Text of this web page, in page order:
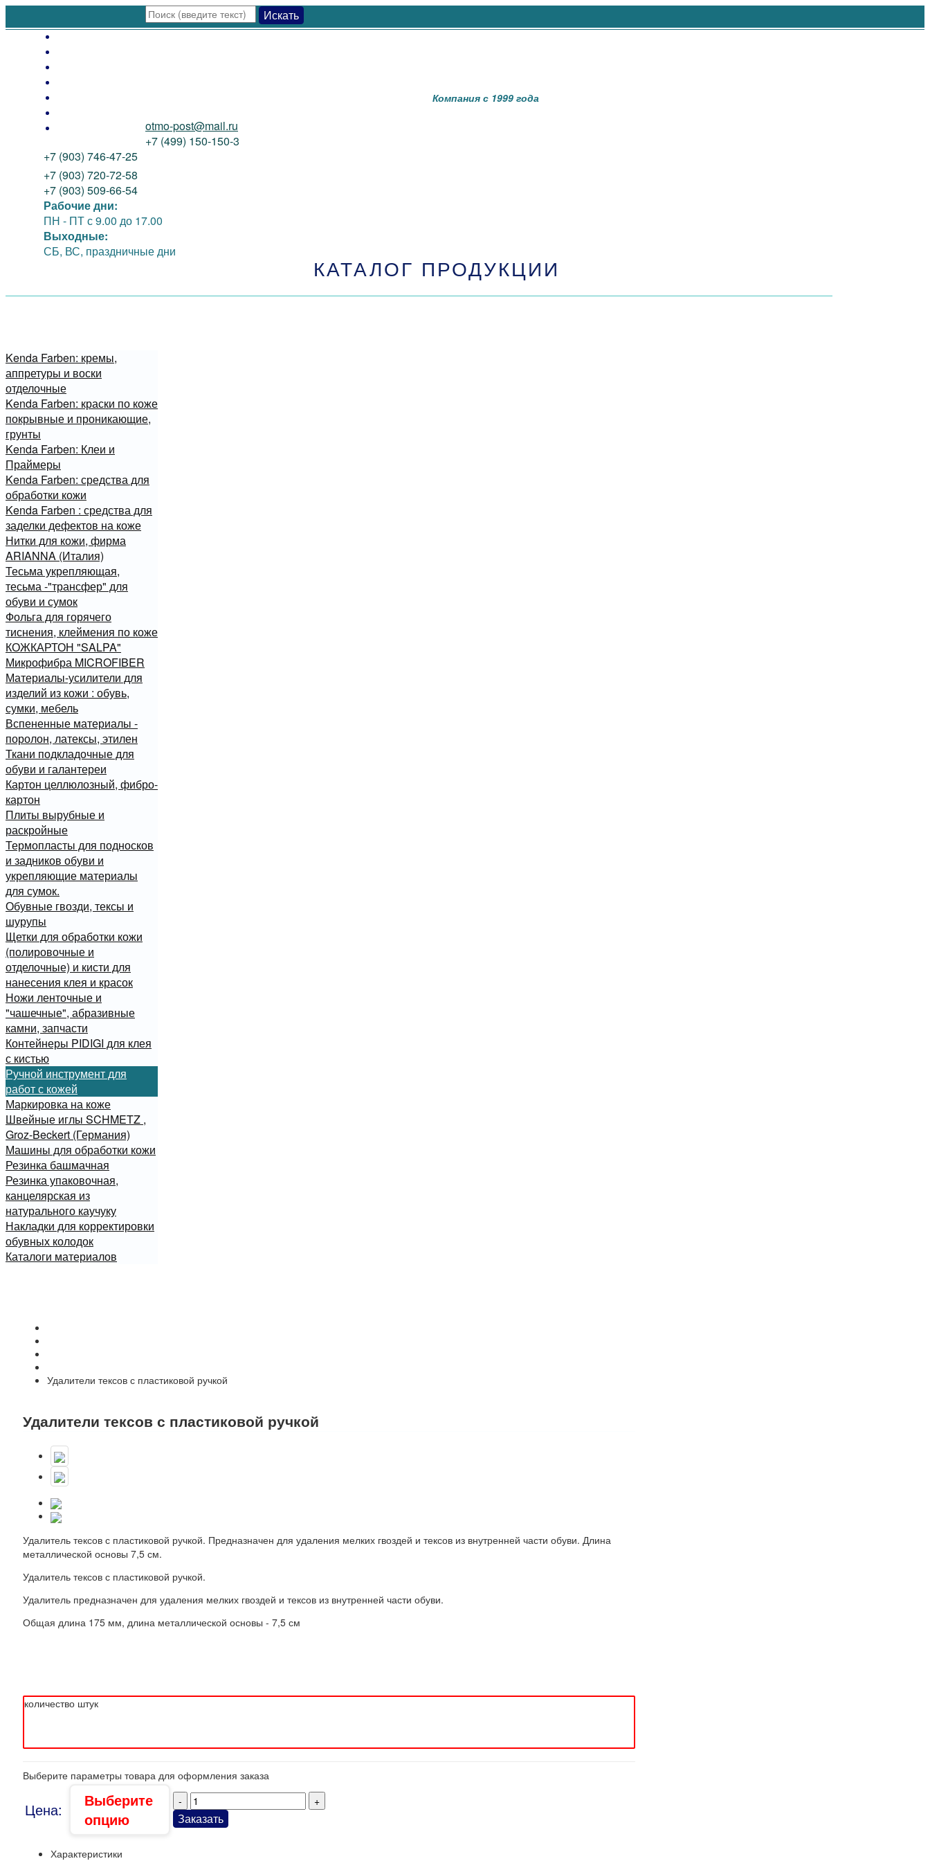
Искать
Компания с 1999 года
otmo-post@mail.ru
+7 (499) 150-150-3
+7 (903) 746-47-25
+7 (903) 720-72-58
+7 (903) 509-66-54
Рабочие дни:
ПН - ПТс 9.00 до 17.00
Выходные:
СБ, ВС, праздничные дни
КАТАЛОГ ПРОДУКЦИИ
Kenda Farben: кремы,
аппретуры и воски
отделочные
Kenda Farben: краски по коже
покрывные и проникающие,
грунты
Kenda Farben: Клеи и
Праймеры
Kenda Farben: средства для
обработки кожи
Kenda Farben : средства для
заделки дефектов на коже
Нитки для кожи, фирма
ARIANNA (Италия)
Тесьма укрепляющая,
тесьма -"трансфер" для
обуви и сумок
Фольга для горячего
тиснения, клеймения по коже
КОЖКАРТОН "SALPA"
Микрофибра MICROFIBER
Материалы-усилители для
изделий из кожи : обувь,
сумки, мебель
Вспененные материалы -
поролон, латексы, этилен
Ткани подкладочные для
обуви и галантереи
Картон целлюлозный, фибро-
картон
Плиты вырубные и
раскройные
Термопласты для подносков
и задников обуви и
укрепляющие материалы
для сумок.
Обувные гвозди, тексы и
шурупы
Щетки для обработки кожи
(полировочные и
отделочные) и кисти для
нанесения клея и красок
Ножи ленточные и
"чашечные", абразивные
камни, запчасти
Контейнеры PIDIGI для клея
с кистью
Ручной инструмент для
работ с кожей
Маркировка на коже
Швейные иглы SCHMETZ ,
Groz-Beckert (Германия)
Машины для обработки кожи
Резинка башмачная
Резинка упаковочная,
канцелярская из
натурального каучуку
Накладки для корректировки
обувных колодок
Каталоги материалов
Удалители тексов с пластиковой ручкой
Удалители тексов с пластиковой ручкой
Удалитель тексов с пластиковой ручкой. Предназначен для удаления мелких гвоздей и тексов из внутренней части обуви. Длина
металлической основы 7,5 см.
Удалитель тексов с пластиковой ручкой.
Удалитель предназначен для удаления мелких гвоздей и тексов из внутренней части обуви.
Общая длина 175 мм, длина металлической основы - 7,5 см
количество штук
Выберите параметры товара для оформления заказа
Цена:
Выберите
опцию
Заказать
Характеристики